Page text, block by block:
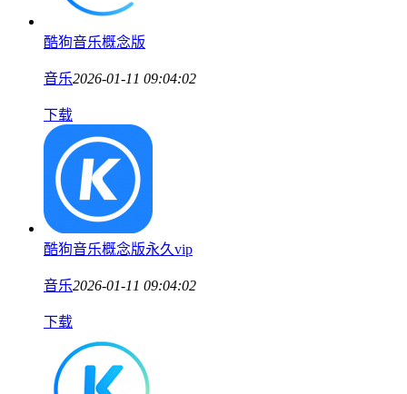
酷狗音乐概念版
音乐2026-01-11 09:04:02
下载
酷狗音乐概念版永久vip
音乐2026-01-11 09:04:02
下载